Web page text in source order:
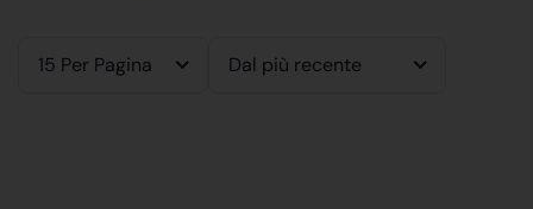
15 Per Pagina Dal più recente